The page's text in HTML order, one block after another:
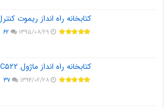
کتابخانه راه انداز ریموت
۱۳۹۵/۰۸/۲۹ ۶۲
کتابخانه راه انداز ماژول MFRC۵۲۲
۱۳۹۴/۰۲/۲۸ ۳۷